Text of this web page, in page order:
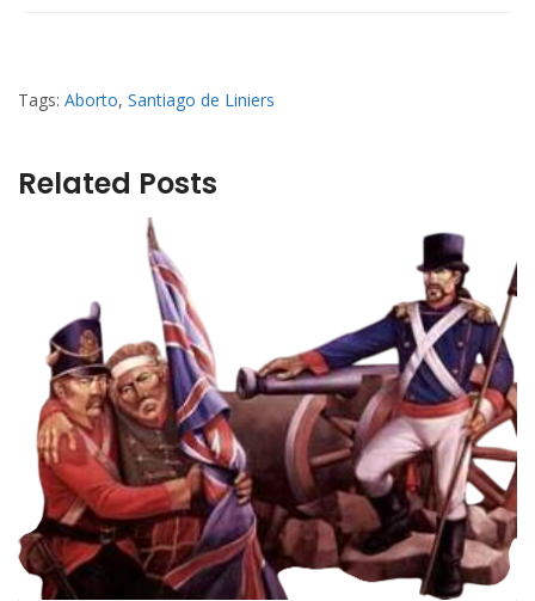
Tags: Aborto, Santiago de Liniers
Related Posts